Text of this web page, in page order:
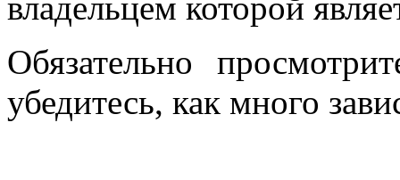
владельцем которой
Обязательно
убедитесь, как много